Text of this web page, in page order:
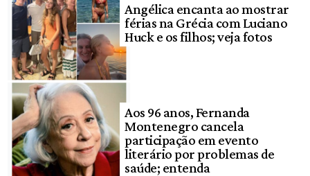
Angélica encanta ao mostrar
férias na Grécia com Luciano
Huck e os filhos; veja fotos
Aos 96 anos, Fernanda
Montenegro cancela
participação em evento
literário por problemas de
saúde; entenda